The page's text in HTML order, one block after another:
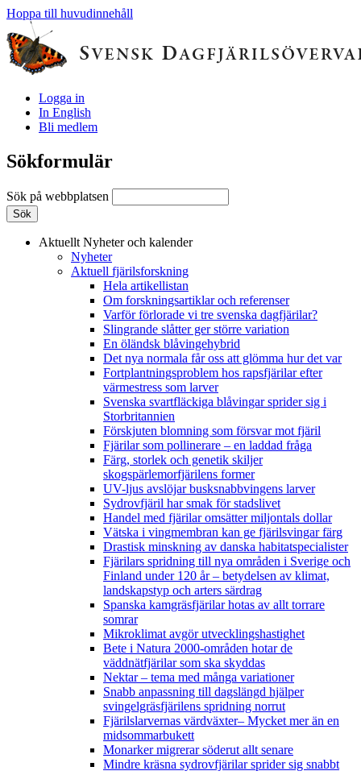
Hoppa till huvudinnehåll
Logga in
In English
Bli medlem
Sökformulär
Sök på webbplatsen
Aktuellt Nyheter och kalender
Nyheter
Aktuell fjärilsforskning
Hela artikellistan
Om forskningsartiklar och referenser
Varför förlorade vi tre svenska dagfjärilar?
Slingrande slåtter ger större variation
En öländsk blåvingehybrid
Det nya normala får oss att glömma hur det var
Fortplantningsproblem hos rapsfjärilar efter
värmestress som larver
Svenska svartfläckiga blåvingar sprider sig i
Storbritannien
Förskjuten blomning som försvar mot fjäril
Fjärilar som pollinerare – en laddad fråga
Färg, storlek och genetik skiljer
skogspärlemorfjärilens former
UV-ljus avslöjar busksnabbvingens larver
Sydrovfjäril har smak för stadslivet
Handel med fjärilar omsätter miljontals dollar
Vätska i vingmembran kan ge fjärilsvingar färg
Drastisk minskning av danska habitatspecialister
Fjärilars spridning till nya områden i Sverige och
Finland under 120 år– betydelsen av klimat,
landskapstyp och arters särdrag
Spanska kamgräsfjärilar hotas av allt torrare
somrar
Mikroklimat avgör utvecklingshastighet
Bete i Natura 2000-områden hotar de
väddnätfjärilar som ska skyddas
Nektar – tema med många variationer
Snabb anpassning till dagslängd hjälper
svingelgräsfjärilens spridning norrut
Fjärilslarvernas värdväxter– Mycket mer än en
midsommarbukett
Monarker migrerar söderut allt senare
Mindre kräsna sydrovfjärilar sprider sig snabbt